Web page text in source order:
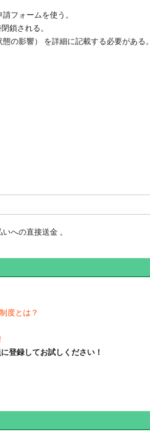
フォームを使う。
鎖される。
の影響） を詳細に記載する必要がある。
への直接送金 。
度とは？
登録してお試しください！